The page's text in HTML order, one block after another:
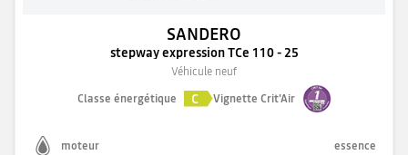
SANDERO
stepway expression TCe 110 - 25
Véhicule neuf
Classe énergétique
C Vignette Crit'Air
moteur essence